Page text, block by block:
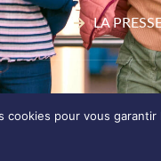
LA
cookies pour vous